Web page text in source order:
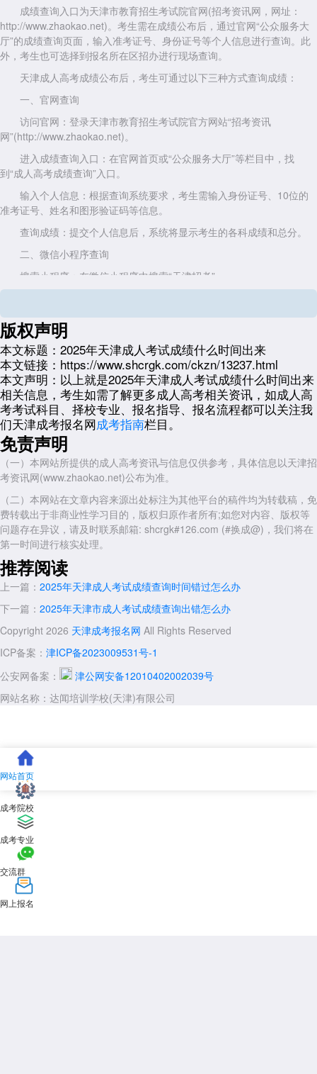
成绩查询入口为天津市教育招生考试院官网(招考资讯网，网址：
http://www.zhaokao.net)。考生需在成绩公布后，通过官网“公众服务大
厅”的成绩查询页面，输入准考证号、身份证号等个人信息进行查询。此
外，考生也可选择到报名所在区招办进行现场查询。
天津成人高考成绩公布后，考生可通过以下三种方式查询成绩：
一、官网查询
访问官网：登录天津市教育招生考试院官方网站“招考资讯
网”(http://www.zhaokao.net)。
进入成绩查询入口：在官网首页或“公众服务大厅”等栏目中，找
到“成人高考成绩查询”入口。
输入个人信息：根据查询系统要求，考生需输入身份证号、10位的
准考证号、姓名和图形验证码等信息。
查询成绩：提交个人信息后，系统将显示考生的各科成绩和总分。
二、微信小程序查询
搜索小程序：在微信小程序中搜索“天津招考”。
输入考生信息：输入考生信息，并通过手机号码进行验证。
查询成绩：验证通过后，进入成人高考成绩界面查询。
三、现场查询
前往招办：考生可以到报名所在区招办或报名确认点。
查询成绩：通过现场设备或工作人员协助查询自己的考试成绩。
以上就是关于：“2025年天津成人考试成绩什么时间出来”的简单介
绍，想了解更多内容，可以持续关注天津成人高考网www.shcrgk.com
展开全文
版权声明
本文标题： 2025年天津成人考试成绩什么时间出来
本文链接： https://www.shcrgk.com/ckzn/13237.html
本文声明： 以上就是2025年天津成人考试成绩什么时间出来
相关信息，考生如需了解更多成人高考相关资讯，如成人高
考考试科目、择校专业、报名指导、报名流程都可以关注我
们天津成考报名网成考指南栏目。
免责声明
（一）本网站所提供的成人高考资讯与信息仅供参考，具体信息以天津招
考资讯网(www.zhaokao.net)公布为准。
（二）本网站在文章内容来源出处标注为其他平台的稿件均为转载稿，免
费转载出于非商业性学习目的，版权归原作者所有;如您对内容、版权等
问题存在异议，请及时联系邮箱: shcrgk#126.com (#换成@)，我们将在
第一时间进行核实处理。
推荐阅读
上一篇： 2025年天津成人考试成绩查询时间错过怎么办
下一篇： 2025年天津市成人考试成绩查询出错怎么办
Copyright 2026 天津成考报名网 All Rights Reserved
ICP备案： 津ICP备2023009531号-1
公安网备案：
津公网安备12010402002039号
网站名称：达闻培训学校(天津)有限公司
网站首页
成考院校
成考专业
交流群
网上报名